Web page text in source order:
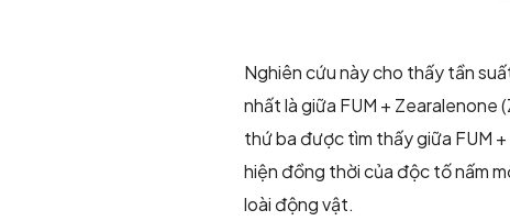
Nghiên cứu này cho thấy tần
nhất là giữa FUM +
thứ ba được tìm thấy giữa FUM
hiện đồng thời của độc tố nấm
loài động vật.